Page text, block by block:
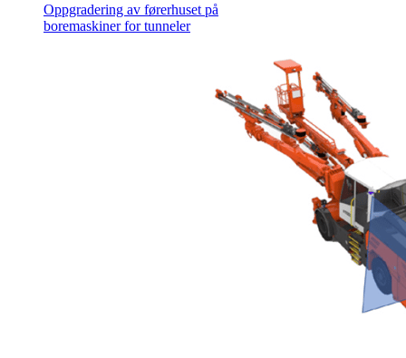
Oppgradering av førerhuset på
boremaskiner for tunneler